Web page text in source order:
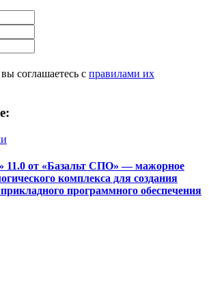
соглашаетесь с правилами их
11.0 от «Базальт СПО» — мажорное
комплекса для создания
программного обеспечения